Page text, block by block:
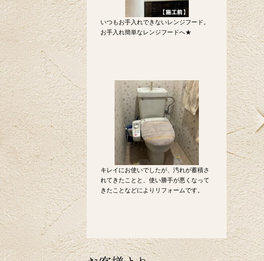
いつもお手入れできないレンジフード。
お手入れ簡単なレンジフードへ★
キレイにお使いでしたが、汚れが蓄積さ
れてきたことと、使い勝手が悪くなって
きたことなどによりリフォームです。